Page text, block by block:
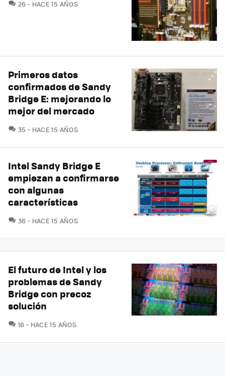
26 COMENTARIOS
HACE 15 AÑOS
Primeros datos
confirmados de Sandy
Bridge E: mejorando lo
mejor del mercado
35 COMENTARIOS
HACE 15 AÑOS
Intel Sandy Bridge E
empiezan a confirmarse
con algunas
características
36 COMENTARIOS
HACE 15 AÑOS
El futuro de Intel y los
problemas de Sandy
Bridge con precoz
solución
16 COMENTARIOS
HACE 15 AÑOS